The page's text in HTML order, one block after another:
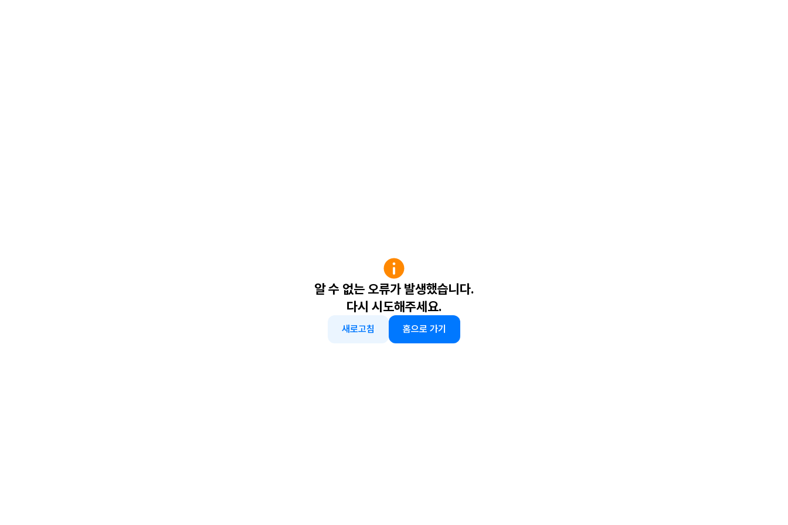
알 수 없는 오류가 발생했습니다.
다시 시도해주세요.
새로고침 홈으로 가기